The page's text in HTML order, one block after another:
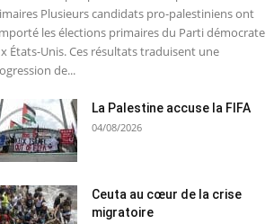
Plusieurs candidats pro-palestiniens ont
les élections primaires du Parti démocrate
États-Unis. Ces résultats traduisent une
de...
La Palestine accuse la FIFA
04/08/2026
Ceuta au cœur de la crise
migratoire